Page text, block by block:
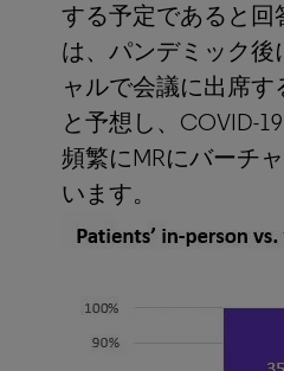
する予定であると回
は、パンデミック
ャルで会議に出席
と予想し、COVID-
頻繁にMRにバーチ
います。